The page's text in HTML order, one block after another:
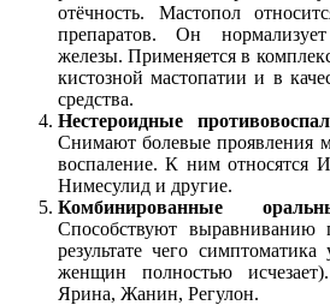
отёчность. Мастопол
препаратов. Он
железы. Применяется в
кистозной мастопатии и в
средства.
Нестероидные
Снимают болевые проявления
воспаление. К ним относятся
Нимесулид и другие.
Комбинированные
Способствуют выравниванию
результате чего
женщин полностью
Ярина, Жанин, Регулон.